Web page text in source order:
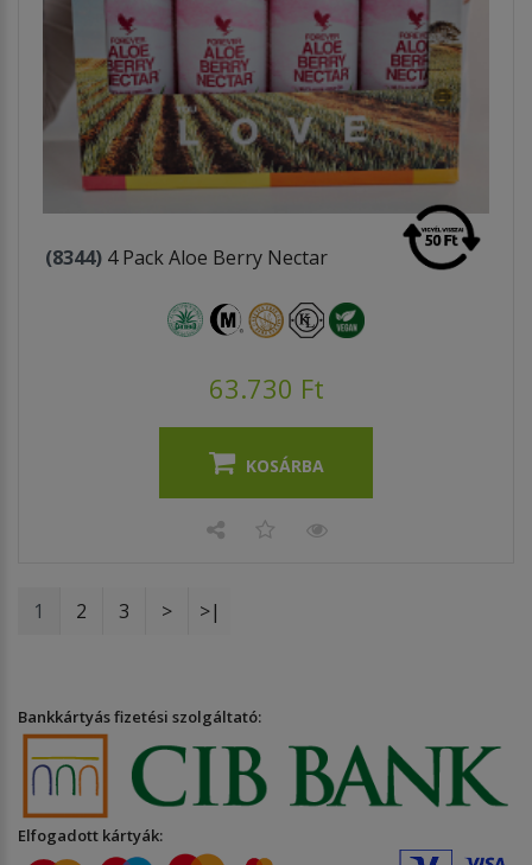
(8344) 4 Pack Aloe Berry Nectar
63.730 Ft
KOSÁRBA
1 2 3 > >|
Bankkártyás fizetési szolgáltató:
Elfogadott kártyák: